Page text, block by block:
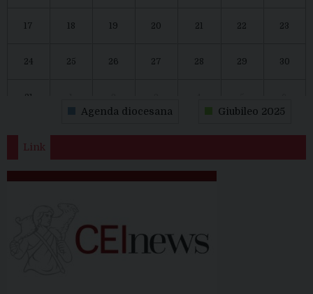
17 18 19 20 21 22 23
24 25 26 27 28 29 30
31
Agenda diocesana Giubileo 2025
Link